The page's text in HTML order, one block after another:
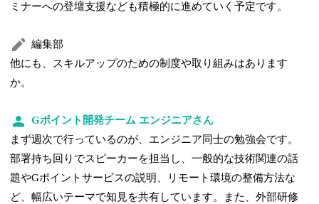
ミナーへの登壇支援なども積極的に進めていく予定です。
編集部
他にも、スキルアップのための制度や取り組みはあります
か。
Gポイント開発チーム エンジニアさん
まず週次で行っているのが、エンジニア同士の勉強会です。
部署持ち回りでスピーカーを担当し、一般的な技術関連の話
題やGポイントサービスの説明、リモート環境の整備方法な
ど、幅広いテーマで知見を共有しています。また、外部研修